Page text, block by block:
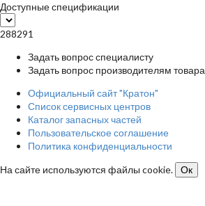
Доступные спецификации
288291
Задать вопрос специалисту
Задать вопрос производителям товара
Официальный сайт "Кратон"
Список сервисных центров
Каталог запасных частей
Пользовательское соглашение
Политика конфиденциальности
На сайте используются файлы cookie.
Ок